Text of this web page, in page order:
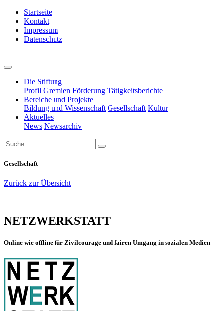
Startseite
Kontakt
Impressum
Datenschutz
Die Stiftung
Profil Gremien Förderung Tätigkeitsberichte
Bereiche und Projekte
Bildung und Wissenschaft Gesellschaft Kultur
Aktuelles
News Newsarchiv
Gesellschaft
Zurück zur Übersicht
NETZWERKSTATT
Online wie offline für Zivilcourage und fairen Umgang in sozialen Medien